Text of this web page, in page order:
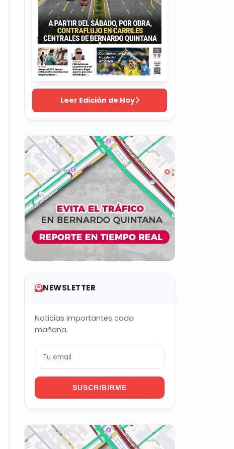
Leer Edición de Hoy
NEWSLETTER
Noticias importantes cada
mañana.
SUSCRIBIRME